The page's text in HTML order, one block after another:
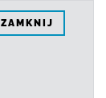
ZAMKNIJ